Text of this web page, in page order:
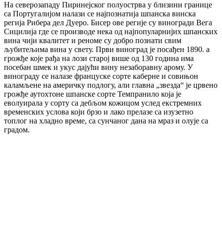
На северозападу Пиринејског полуострва у близини границе
са Португалијом налази се најпознатија шпанска винска
регија Рибера дел Дуеро. Бисер ове регије су виногради Вега
Сицилија где се производе нека од најпопуларнијих шпанских
вина чији квалитет и реноме су добро познати свим
љубитељима вина у свету. Први виноград је посађен 1890. а
грожђе које рађа на лози старој више од 130 година има
посебан шмек и укус дајући вину незаборавну арому. У
винограду се налазе француске сорте каберне и совињон
каламљене на америчку подлогу, али главна „звезда“ је црвено
грожђе аутохтоне шпанске сорте Темпранило која је
еволуирала у сорту са дебљом кожицом услед екстремних
временских услова који брзо и лако прелазе са изузетно
топлог на хладно време, са сунчаног дана на мраз и олује са
градом.